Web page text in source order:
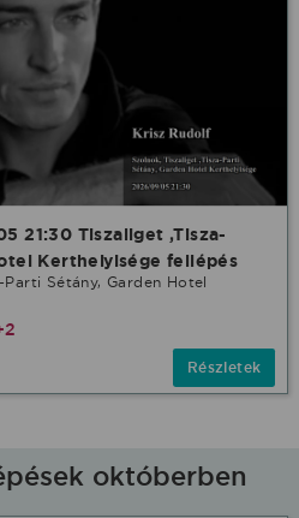
21:30 Tiszaliget ,Tisza-
Kerthelyisége fellépés
Sétány, Garden Hotel
Részletek
októberben